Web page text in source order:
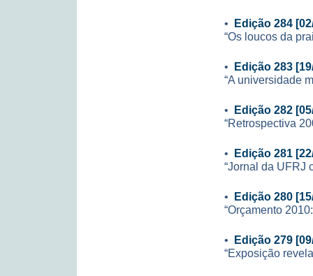
• Edição 284
“Os loucos da
• Edição 283
“A universidade
• Edição 282
“Retrospectiva
• Edição 281
“Jornal da UFRJ
• Edição 280
“Orçamento
• Edição 279
“Exposição